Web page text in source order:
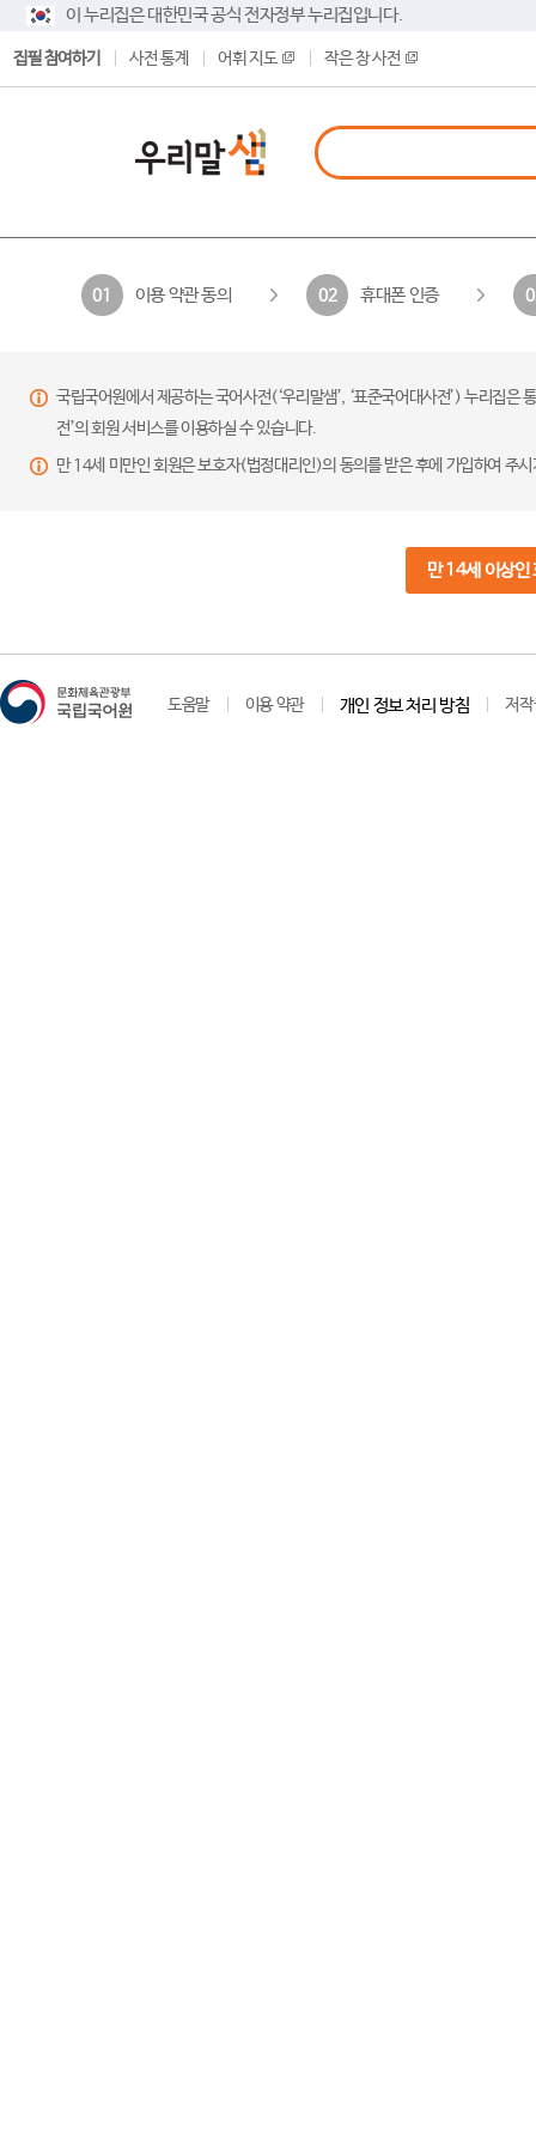
이 누리집은 대한민국 공식 전자정부 누리집입니다.
집필 참여하기 사전 통계 어휘 지도 작은 창 사전
01 이용 약관 동의 02 휴대폰 인증
국립국어원에서 제공하는 국어사전(‘우리말샘’, ‘표준국어대사전’) 누리집
전’의 회원 서비스를 이용하실 수 있습니다.
만 14세 미만인 회원은 보호자(법정대리인)의 동의를 받은 후에 가입하여 주
만 14세 이상인
도움말 이용 약관 개인 정보 처리 방침 저